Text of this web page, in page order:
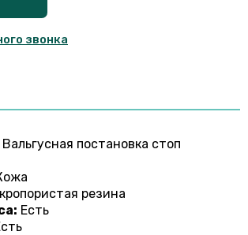
звонка
Вальгусная постановка стоп
резина
Есть